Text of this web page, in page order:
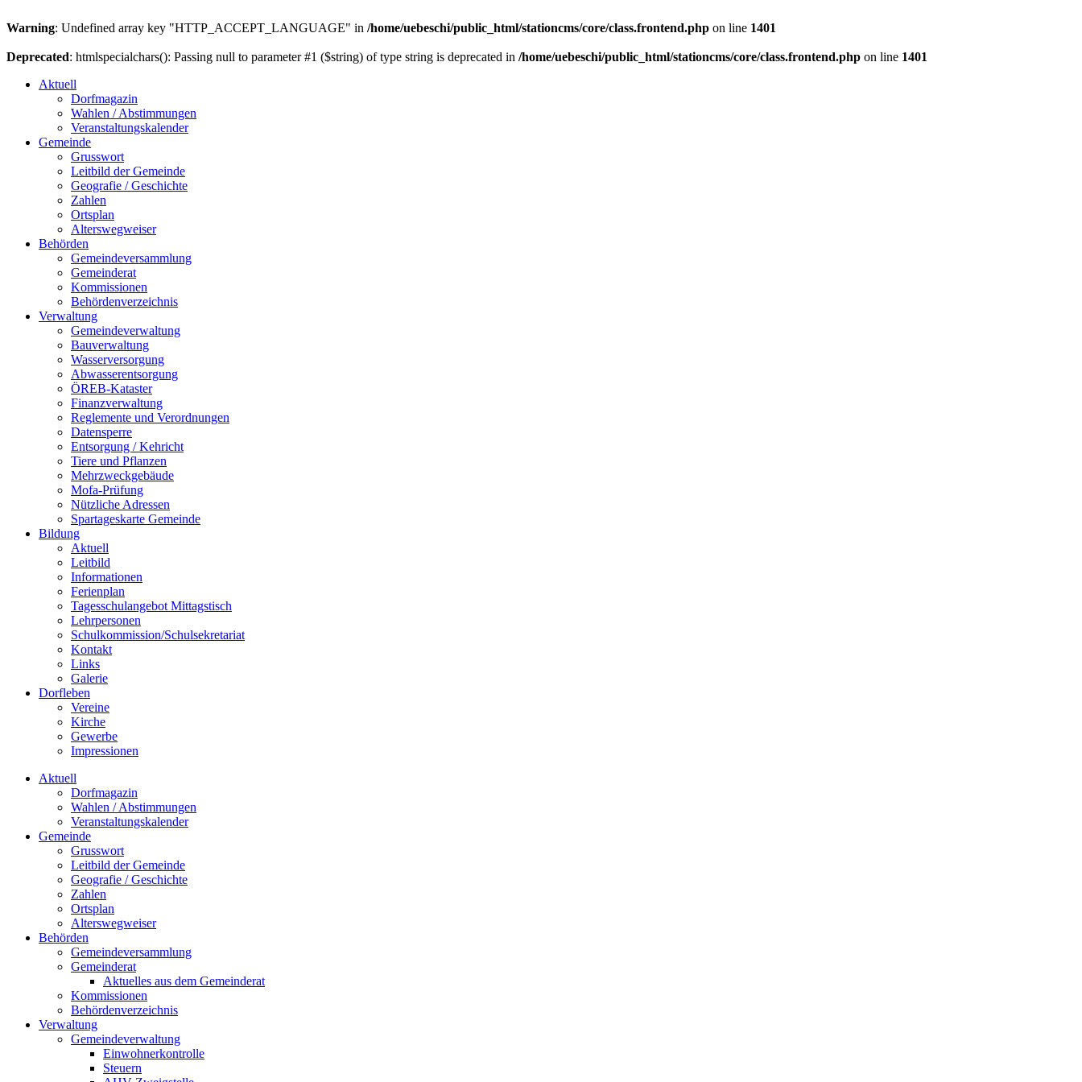
Warning: Undefined array key "HTTP_ACCEPT_LANGUAGE" in /home/uebeschi/public_html/stationcms/core/class.frontend.php on line 1401
Deprecated: htmlspecialchars(): Passing null to parameter #1 ($string) of type string is deprecated in /home/uebeschi/public_html/stationcms/core/class.frontend.php on line 1401
Aktuell
Dorfmagazin
Wahlen / Abstimmungen
Veranstaltungskalender
Gemeinde
Grusswort
Leitbild der Gemeinde
Geografie / Geschichte
Zahlen
Ortsplan
Alterswegweiser
Behörden
Gemeindeversammlung
Gemeinderat
Kommissionen
Behördenverzeichnis
Verwaltung
Gemeindeverwaltung
Bauverwaltung
Wasserversorgung
Abwasserentsorgung
ÖREB-Kataster
Finanzverwaltung
Reglemente und Verordnungen
Datensperre
Entsorgung / Kehricht
Tiere und Pflanzen
Mehrzweckgebäude
Mofa-Prüfung
Nützliche Adressen
Spartageskarte Gemeinde
Bildung
Aktuell
Leitbild
Informationen
Ferienplan
Tagesschulangebot Mittagstisch
Lehrpersonen
Schulkommission/Schulsekretariat
Kontakt
Links
Galerie
Dorfleben
Vereine
Kirche
Gewerbe
Impressionen
Aktuell
Dorfmagazin
Wahlen / Abstimmungen
Veranstaltungskalender
Gemeinde
Grusswort
Leitbild der Gemeinde
Geografie / Geschichte
Zahlen
Ortsplan
Alterswegweiser
Behörden
Gemeindeversammlung
Gemeinderat
Aktuelles aus dem Gemeinderat
Kommissionen
Behördenverzeichnis
Verwaltung
Gemeindeverwaltung
Einwohnerkontrolle
Steuern